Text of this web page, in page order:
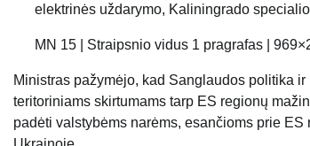
elektrinės uždarymo, Kaliningrado
MN 15 | Straipsnio vidus 1 pragrafas |
Ministras pažymėjo, kad Sanglaudos politika
teritoriniams skirtumams tarp ES regionų
padėti valstybėms narėms, esančioms prie